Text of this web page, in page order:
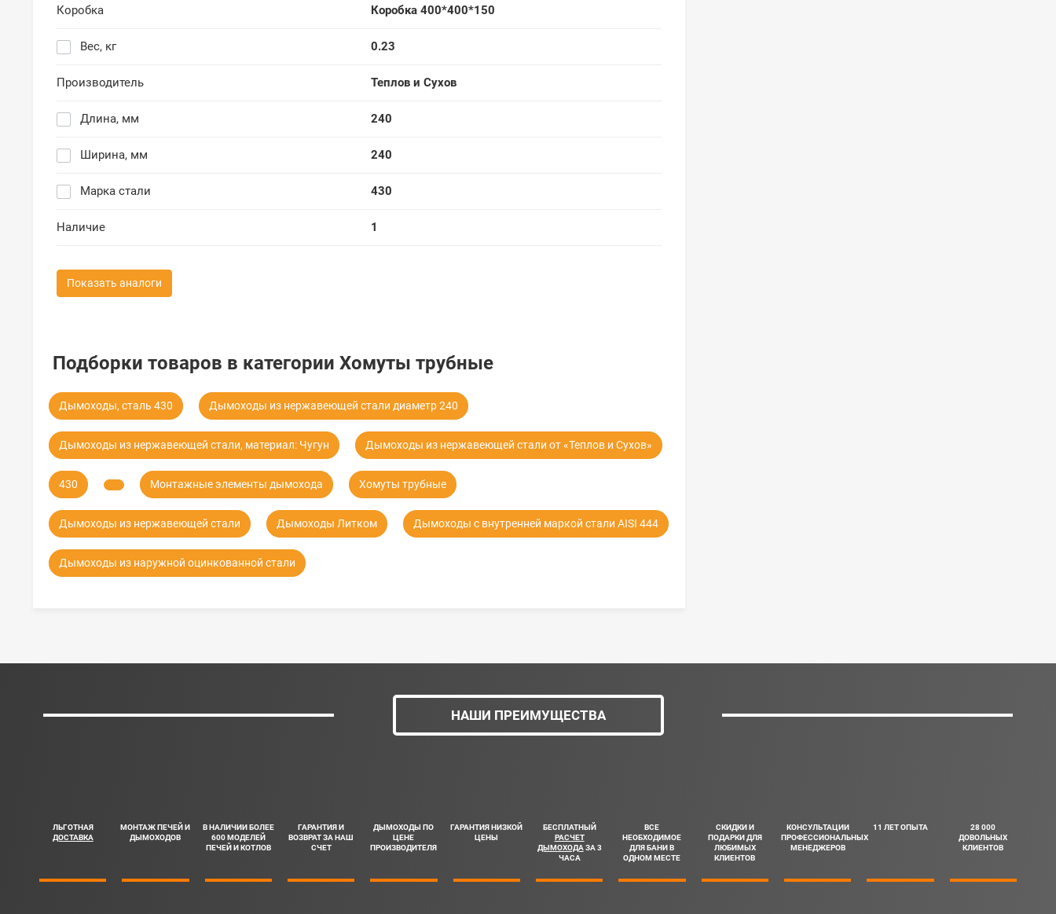
Коробка Коробка 400*400*150
Вес, кг 0.23
Производитель Теплов и Сухов
Длина, мм 240
Ширина, мм 240
Марка стали 430
Наличие 1
Показать аналоги
Подборки товаров в категории Хомуты трубные
Дымоходы, сталь 430 Дымоходы из нержавеющей стали диаметр 240
Дымоходы из нержавеющей стали, материал: Чугун Дымоходы из нержавеющей стали от «Теплов и Сухов»
430 Монтажные элементы дымохода Хомуты трубные
Дымоходы из нержавеющей стали Дымоходы Литком Дымоходы с внутренней маркой стали AISI 444
Дымоходы из наружной оцинкованной стали
НАШИ ПРЕИМУЩЕСТВА
ЛЬГОТНАЯ
ДОСТАВКА
МОНТАЖ ПЕЧЕЙ И
ДЫМОХОДОВ
В НАЛИЧИИ БОЛЕЕ
600 МОДЕЛЕЙ
ПЕЧЕЙ И КОТЛОВ
ГАРАНТИЯ И
ВОЗВРАТ ЗА НАШ
СЧЕТ
ДЫМОХОДЫ ПО
ЦЕНЕ
ПРОИЗВОДИТЕЛЯ
ГАРАНТИЯ НИЗКОЙ
ЦЕНЫ
БЕСПЛАТНЫЙ
РАСЧЕТ
ДЫМОХОДАЗА 3
ЧАСА
ВСЕ
НЕОБХОДИМОЕ
ДЛЯ БАНИ В
ОДНОМ МЕСТЕ
СКИДКИ И
ПОДАРКИ ДЛЯ
ЛЮБИМЫХ
КЛИЕНТОВ
КОНСУЛЬТАЦИИ
ПРОФЕССИОНАЛЬНЫХ
МЕНЕДЖЕРОВ
11 ЛЕТ ОПЫТА
28 000
ДОВОЛЬНЫХ
КЛИЕНТОВ